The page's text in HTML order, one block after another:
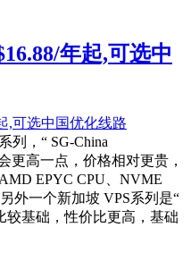
年起,可选中
列，“ SG-China
更高一点，价格相对更贵，
EPYC CPU、NVME
外一个新加坡 VPS系列是“
较基础，性价比更高，基础